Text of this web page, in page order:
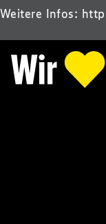
Weitere Infos: